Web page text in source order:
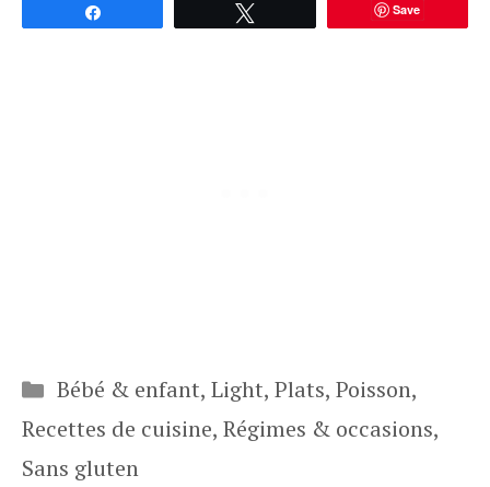
Save
Catégories
Bébé & enfant, Light, Plats, Poisson,
Recettes de cuisine, Régimes & occasions,
Sans gluten